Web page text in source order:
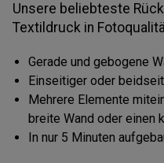
Unsere beliebteste
Textildruck in
Gerade und gebogene
Einseitiger oder
Mehrere Elemente
breite Wand oder einen
In nur 5 Minuten